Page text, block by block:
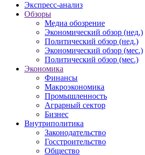
Экспресс-анализ
Обзоры
Медиа обозрение
Экономический обзор (нед.)
Политический обзор (нед.)
Экономический обзор (мес.)
Политический обзор (мес.)
Экономика
Финансы
Макроэкономика
Промышленность
Аграрный сектор
Бизнес
Внутриполитика
Законодательство
Госстроительство
Общество